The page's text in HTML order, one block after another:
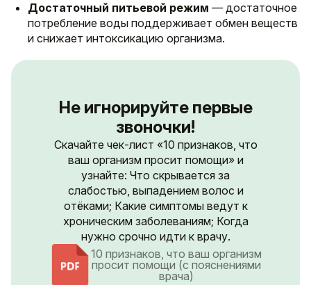
Достаточный питьевой режим — достаточное
потребление воды поддерживает обмен веществ
и снижает интоксикацию организма.
Не игнорируйте первые
звоночки!
Скачайте чек-лист «10 признаков, что
ваш организм просит помощи» и
узнайте: Что скрывается за
слабостью, выпадением волос и
отёками; Какие симптомы ведут к
хроническим заболеваниям; Когда
нужно срочно идти к врачу.
10 признаков, что ваш организм
просит помощи (с пояснениями
врача)